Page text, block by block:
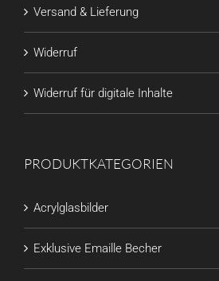
Versand & Lieferung
Widerruf
Widerruf für digitale Inhalte
PRODUKTKATEGORIEN
Acrylglasbilder
Exklusive Emaille Becher